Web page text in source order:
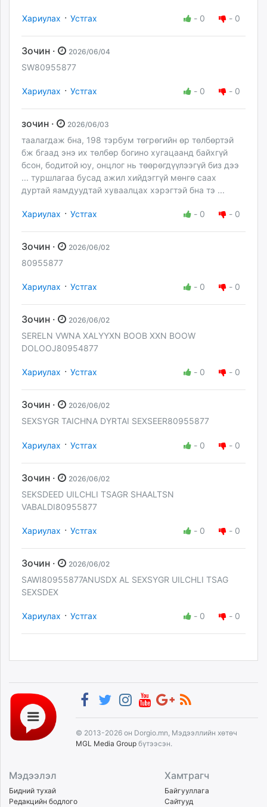
Хариулах · Устгах - 0 - 0
Зочин · 2026/06/04
SW80955877
Хариулах · Устгах - 0 - 0
зочин · 2026/06/03
таалагдаж бна, 198 тэрбум төгрөгийн өр төлбөртэй
бж бгаад энэ их төлбөр богино хугацаанд байхгүй
бсон, бодитой юу, онцлог нь төөрөгдүүлээгүй биз дээ
... туршлагаа бусад ажил хийдэггүй мөнгө саах
дуртай яамдуудтай хуваалцах хэрэгтэй бна тэ ...
Хариулах · Устгах - 0 - 0
Зочин · 2026/06/02
80955877
Хариулах · Устгах - 0 - 0
Зочин · 2026/06/02
SERELN VWNA XALYYXN BOOB XXN BOOW
DOLOOJ80954877
Хариулах · Устгах - 0 - 0
Зочин · 2026/06/02
SEXSYGR TAICHNA DYRTAI SEXSEER80955877
Хариулах · Устгах - 0 - 0
Зочин · 2026/06/02
SEKSDEED UILCHLI TSAGR SHAALTSN
VABALDI80955877
Хариулах · Устгах - 0 - 0
Зочин · 2026/06/02
SAWI80955877ANUSDX AL SEXSYGR UILCHLI TSAG
SEXSDEX
Хариулах · Устгах - 0 - 0
© 2013-2026 он Dorgio.mn, Мэдээллийн хөтөч
MGL Media Group бүтээсэн.
Мэдээлэл
Бидний тухай
Редакцийн бодлого
Хамтрагч
Байгууллага
Сайтууд